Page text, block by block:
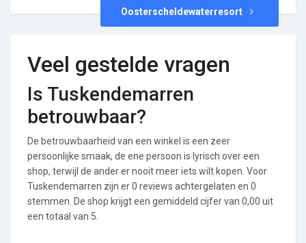
Oosterscheldewaterresort
Veel gestelde vragen
Is Tuskendemarren
betrouwbaar?
De betrouwbaarheid van een winkel is een zeer
persoonlijke smaak, de ene persoon is lyrisch over een
shop, terwijl de ander er nooit meer iets wilt kopen. Voor
Tuskendemarren zijn er 0 reviews achtergelaten en 0
stemmen. De shop krijgt een gemiddeld cijfer van 0,00 uit
een totaal van 5.